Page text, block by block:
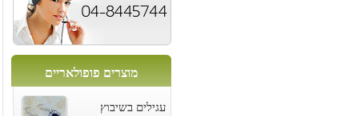
מוצרים פופולאריים
עגילים בשיבוץ